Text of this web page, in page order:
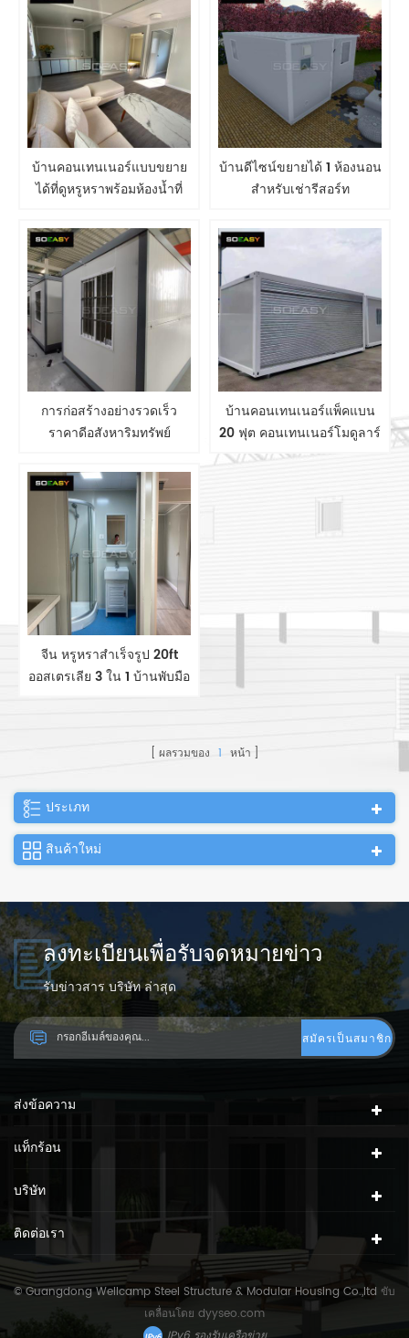
บ้านคอนเทนเนอร์แบบขยาย
ได้ที่ดูหรูหราพร้อมห้องน้ำที่
บ้านดีไซน์ขยายได้ 1 ห้องนอน
สำหรับเช่ารีสอร์ท
การก่อสร้างอย่างรวดเร็ว
ราคาดีอสังหาริมทรัพย์
ดูลาร์พับมือถือแบบพกพาหรู
หราขนส่งตู้คอนเทนเนอร์บ้าน
บ้านคอนเทนเนอร์แพ็คแบน
20 ฟุต คอนเทนเนอร์โมดูลาร์
สำเร็จรูป ที่เก็บของในบ้าน
จีน หรูหราสำเร็จรูป 20ft
ออสเตรเลีย 3 ใน 1 บ้านพับมือ
ผลรวมของ 1 หน้า
ประเภท
สินค้าใหม่
ลงทะเบียนเพื่อรับจดหมายข่าว
รับข่าวสาร บริษัท ล่าสุด
ส่งข้อความ
แท็กร้อน
บริษัท
ติดต่อเรา
© Guangdong Wellcamp Steel Structure & Modular Housing Co.,ltd ขับ
เคลื่อนโดย dyyseo.com